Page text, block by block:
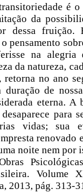
é o
da
dessa fruição.
pensamento
na alegria
da natureza,
retorna no ano
duração de
eterna. A
para
vidas; sua
renovado
noite nem por
Volume
2013, pág. 313-